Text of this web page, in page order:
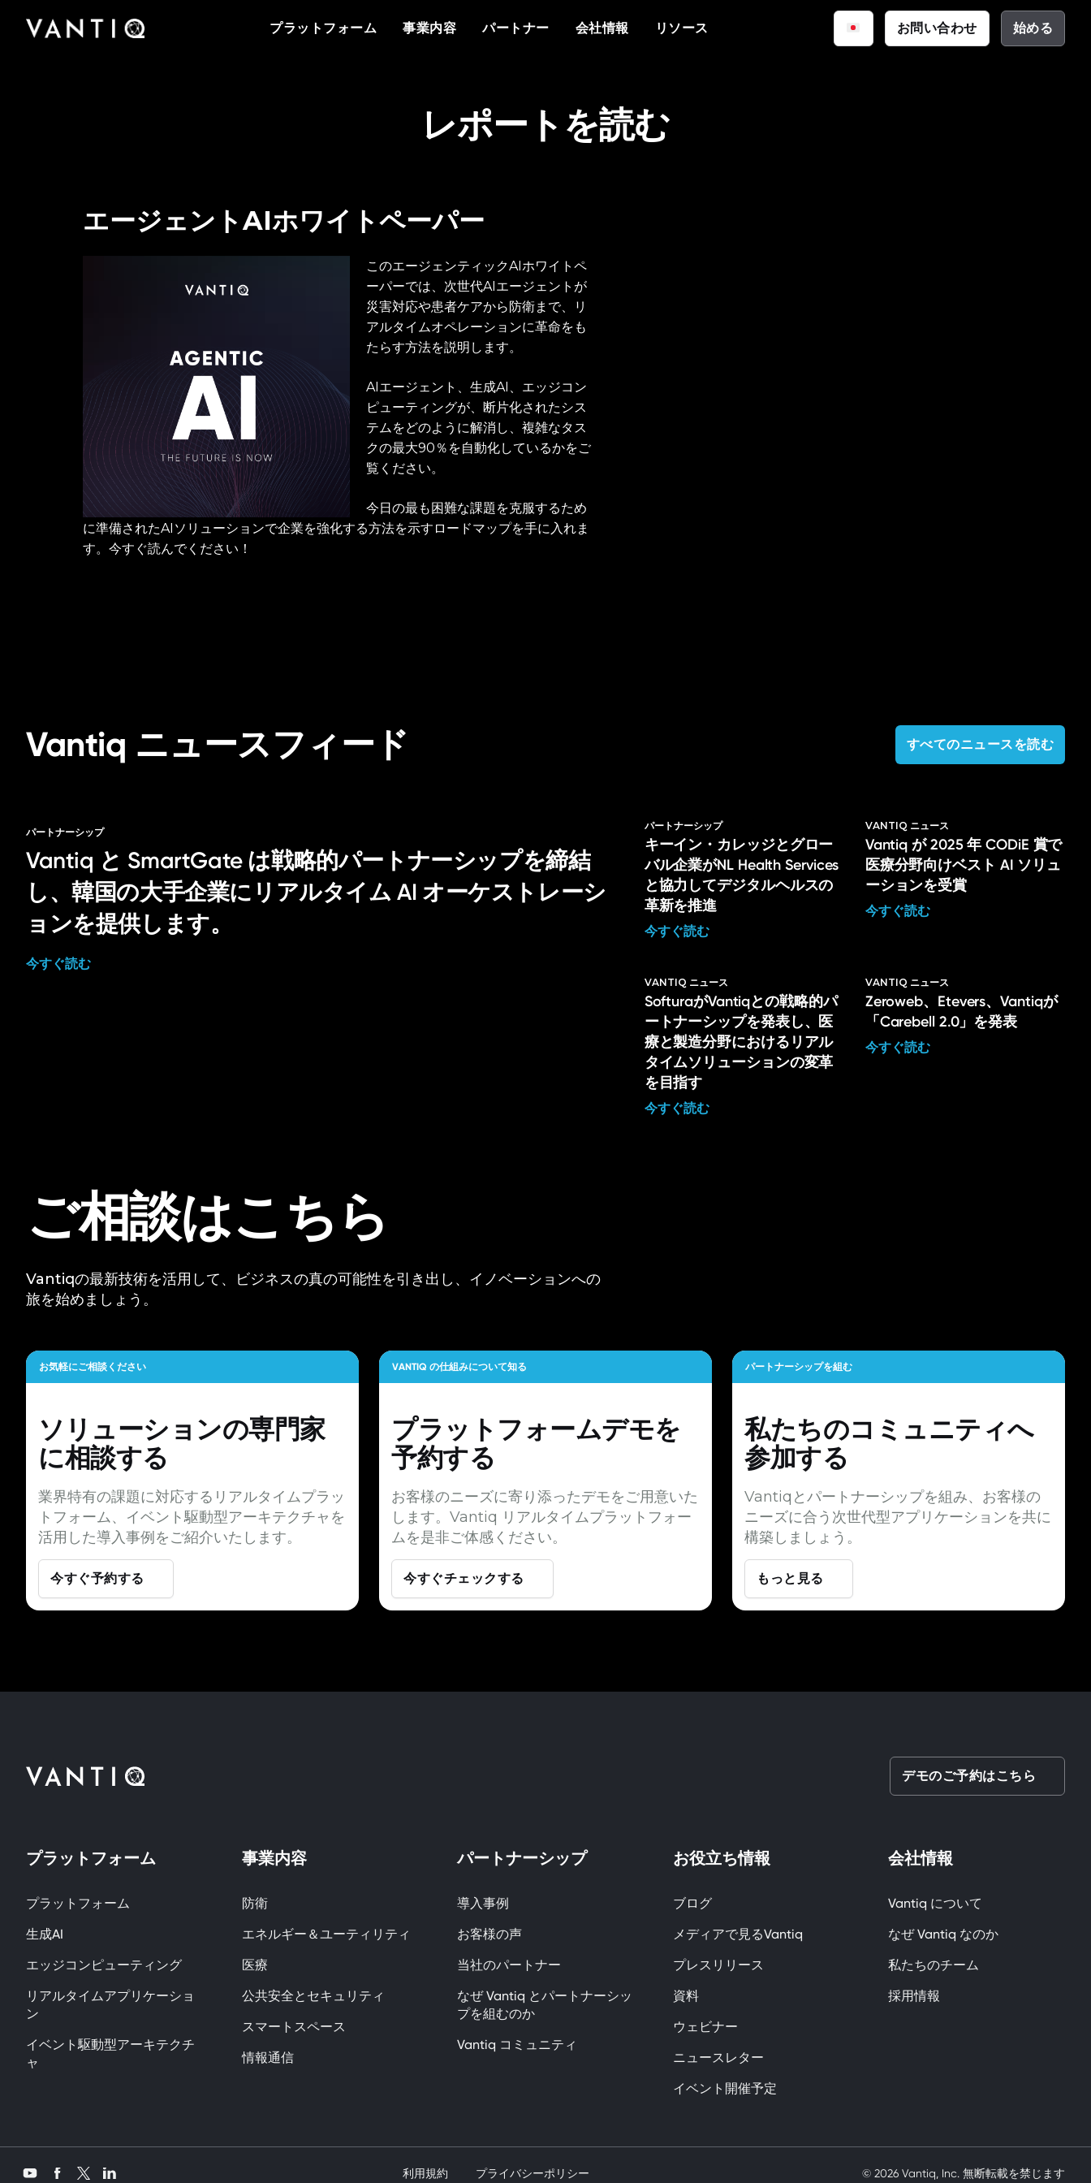
プラットフォーム 事業内容 パートナー 会社情報 リソース お問い合わせ 始める
Vantiqは、リアルタイムのインテリジェントシ
プラットフォーム
エージェントAI
イベント駆動型アーキテクチャ
事業内容
サイバーセキュリティ
パートナー もっと知る 資料
Vantiqを支えるチームをご紹介いたします。私
Vantiq について
採用情報
イベント
Vantiqのポッドキャストをはじめとする導入事
例、プレスリリースまで、お役立ち資料をご覧
データシート
ニュースレター
プレスリリース
導入事例
お客様の声
レポートを読む
エージェントAIホワイトペーパー
このエージェンティックAIホワイトペ
ーパーでは、次世代AIエージェントが
災害対応や患者ケアから防衛まで、リ
アルタイムオペレーションに革命をも
たらす方法を説明します。
AIエージェント、生成AI、エッジコン
ピューティングが、断片化されたシス
テムをどのように解消し、複雑なタス
クの最大90％を自動化しているかをご
覧ください。
今日の最も困難な課題を克服するため
に準備されたAIソリューションで企業を強化する方法を示すロードマップを手に入れま
す。今すぐ読んでください！
Vantiq ニュースフィード すべてのニュースを読む
パートナーシップ
Vantiq と SmartGate は戦略的パートナーシップを締結
し、韓国の大手企業にリアルタイム AI オーケストレーシ
ョンを提供します。
今すぐ読む
パートナーシップ
キーイン・カレッジとグロー
バル企業がNL Health Services
と協力してデジタルヘルスの
革新を推進
今すぐ読む
VANTIQ ニュース
Vantiq が 2025 年 CODiE 賞で
医療分野向けベスト AI ソリュ
ーションを受賞
今すぐ読む
VANTIQ ニュース
SofturaがVantiqとの戦略的パ
ートナーシップを発表し、医
療と製造分野におけるリアル
タイムソリューションの変革
を目指す
今すぐ読む
VANTIQ ニュース
Zeroweb、Etevers、Vantiqが
「Carebell 2.0」を発表
今すぐ読む
ご相談はこちら
Vantiqの最新技術を活用して、ビジネスの真の可能性を引き出し、イノベーションへの
旅を始めましょう。
お気軽にご相談ください
ソリューションの専門家
に相談する
業界特有の課題に対応するリアルタイムプラッ
トフォーム、イベント駆動型アーキテクチャを
活用した導入事例をご紹介いたします。
今すぐ予約する
VANTIQ の仕組みについて知る
プラットフォームデモを
予約する
お客様のニーズに寄り添ったデモをご用意いた
します。Vantiq リアルタイムプラットフォー
ムを是非ご体感ください。
今すぐチェックする
パートナーシップを組む
私たちのコミュニティへ
参加する
Vantiqとパートナーシップを組み、お客様の
ニーズに合う次世代型アプリケーションを共に
構築しましょう。
もっと見る
デモのご予約はこちら
プラットフォーム
プラットフォーム
生成AI
エッジコンピューティング
リアルタイムアプリケーショ
ン
イベント駆動型アーキテクチ
ャ
事業内容
防衛
エネルギー＆ユーティリティ
医療
公共安全とセキュリティ
スマートスペース
情報通信
パートナーシップ
導入事例
お客様の声
当社のパートナー
なぜ Vantiq とパートナーシッ
プを組むのか
Vantiq コミュニティ
お役立ち情報
ブログ
メディアで見るVantiq
プレスリリース
資料
ウェビナー
ニュースレター
イベント開催予定
会社情報
Vantiq について
なぜ Vantiq なのか
私たちのチーム
採用情報
YouTubeFacebookTwitterLinkedIn 利用規約 プライバシーポリシー © 2026 Vantiq, Inc. 無断転載を禁じます
mobil pornove bir yandanda onu nasıl